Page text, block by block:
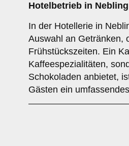
Hotelbetrieb in
In der Hotellerie in
Auswahl an Getränken,
Frühstückszeiten. Ein
Kaffeespezialitäten,
Schokoladen anbietet,
Gästen ein